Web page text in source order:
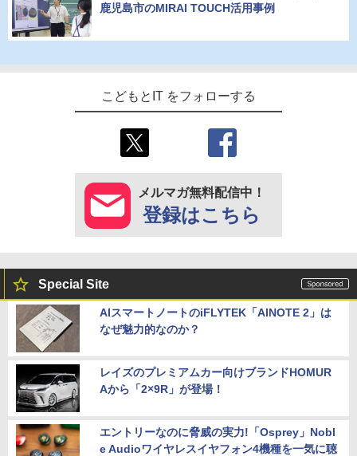
鹿児島市のMIRAI TOUCH活用事例
こどもとIT をフォローする
メルマガ無料配信中！
登録はこちら
Special Site
AIスマートノートのiFLYTEK「AINOTE 2」は
なぜ魅力的なのか？
レイズのプレミアムカー向けブランドHOMUR
Aから「2×9R」が登場！
エントリーなのに脅威の実力!「Osprey」Nobl
e Audioワイヤレスイヤフォン4機種を一気に聴